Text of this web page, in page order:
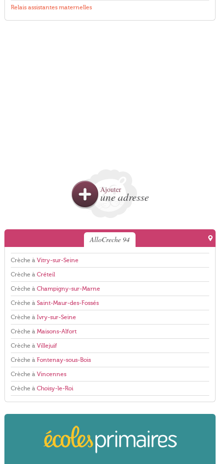
Relais assistantes maternelles
Ajouter
une adresse
AlloCreche 94
Crèche à Vitry-sur-Seine
Crèche à Créteil
Crèche à Champigny-sur-Marne
Crèche à Saint-Maur-des-Fossés
Crèche à Ivry-sur-Seine
Crèche à Maisons-Alfort
Crèche à Villejuif
Crèche à Fontenay-sous-Bois
Crèche à Vincennes
Crèche à Choisy-le-Roi